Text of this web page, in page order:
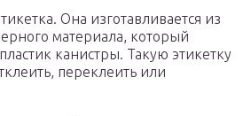
Она изготавливается из
материала, который
канистры. Такую этикетку
переклеить или